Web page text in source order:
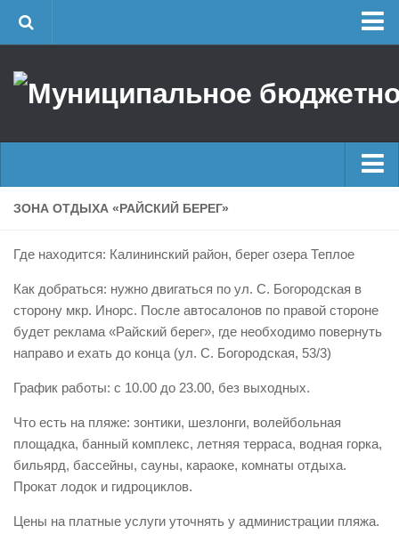
Об учреждении
Районные УГЗ
Поисково-спасательный отряд г. Уфы
Отчеты о реализации муниципальных программ
Документы
История
Виды деятельности
Обслуживание опасных производственных объектов
Оказание платных образовательных услуг
Главные новости
Половодье
Купальный сезон
ЗОНА ОТДЫХА «РАЙСКИЙ БЕРЕГ»
Где находится: Калининский район, берег озера Теплое
Как добраться: нужно двигаться по ул. С. Богородская в
сторону мкр. Инорс. После автосалонов по правой стороне
будет реклама «Райский берег», где необходимо повернуть
направо и ехать до конца (ул. С. Богородская, 53/3)
График работы: с 10.00 до 23.00, без выходных.
Что есть на пляже: зонтики, шезлонги, волейбольная
площадка, банный комплекс, летняя терраса, водная горка,
бильярд, бассейны, сауны, караоке, комнаты отдыха.
Прокат лодок и гидроциклов.
Цены на платные услуги уточнять у администрации пляжа.